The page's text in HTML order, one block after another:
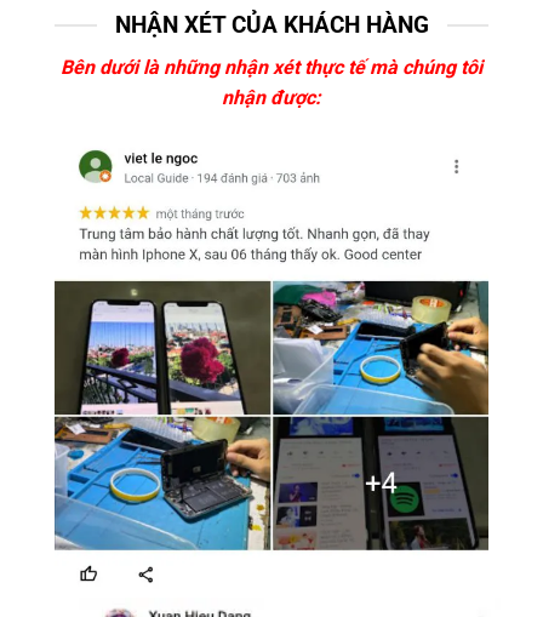
NHẬN XÉT CỦA KHÁCH HÀNG
Bên dưới là những nhận xét thực tế mà chúng tôi
nhận được: